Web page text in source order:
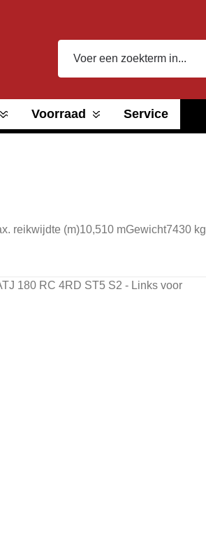
Voorraad Service
reikwijdte (m)10,510 mGewicht7430 kg